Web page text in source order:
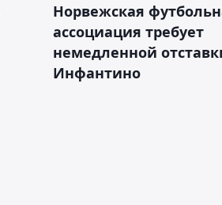
Норвежская
ассоциация требует
немедленной
Инфантино